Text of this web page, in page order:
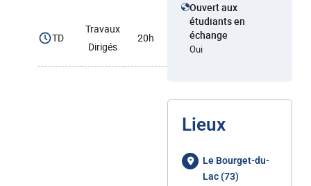
TD
Travaux
Dirigés
20h
Ouvert aux
étudiants en
échange
Oui
Lieux
Le Bourget-du-
Lac (73)